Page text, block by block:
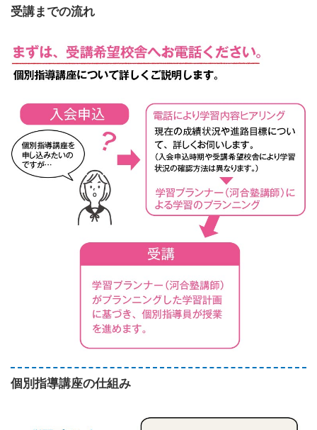
受講までの流れ
個別指導講座の仕組み